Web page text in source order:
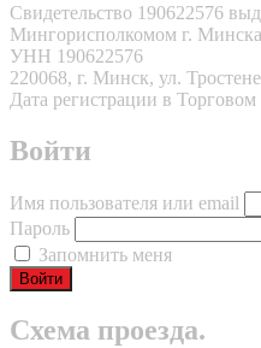
Свидетельство 190622576
Мингорисполкомом г. Минска
УНН 190622576
220068, г. Минск, ул.
Дата регистрации в
Войти
Имя пользователя или email
Пароль
Запомнить меня
Схема проезда.